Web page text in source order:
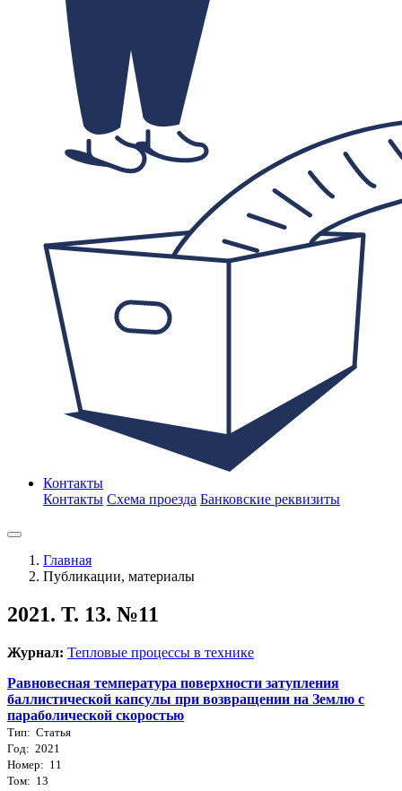
Контакты
Контакты Схема проезда Банковские реквизиты
Главная
Публикации, материалы
2021. Т. 13. №11
Журнал: Тепловые процессы в технике
Равновесная температура поверхности затупления
баллистической капсулы при возвращении на Землю с
параболической скоростью
Тип: Статья
Год: 2021
Номер: 11
Том: 13